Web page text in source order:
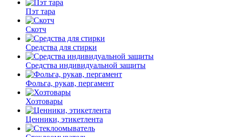
Пэт тара
Скотч
Средства для стирки
Средства индивидуальной защиты
Фольга, рукав, пергамент
Хозтовары
Ценники, этикетлента